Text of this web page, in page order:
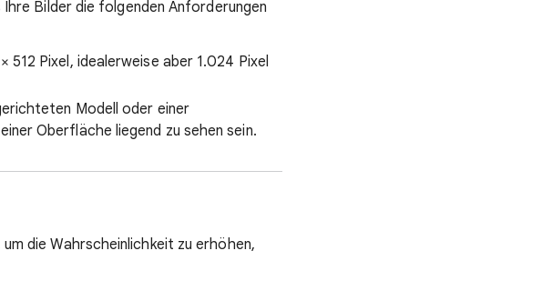
Bilder die folgenden Anforderungen
512 Pixel, idealerweise aber 1.024 Pixel
Modell oder einer
Oberfläche liegend zu sehen sein.
die Wahrscheinlichkeit zu erhöhen,